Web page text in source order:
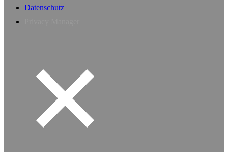
Datenschutz